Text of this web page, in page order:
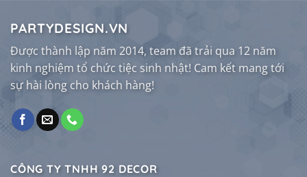
PARTYDESIGN.VN
Được thành lập năm 2014, team đã trải qua 12 năm
kinh nghiệm tổ chức tiệc sinh nhật! Cam kết mang tới
sự hài lòng cho khách hàng!
CÔNG TY TNHH 92 DECOR